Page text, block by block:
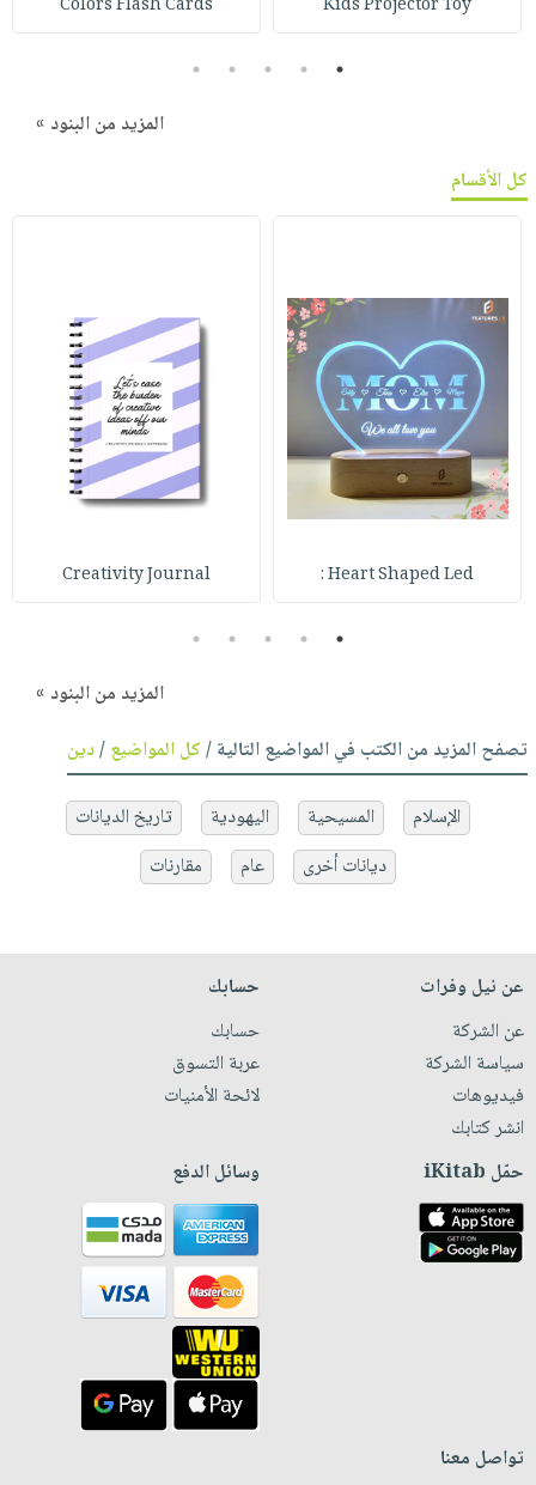
Kids Projector Toy
Colors Flash Cards
1
2
3
4
5
المزيد من البنود »
كل الأقسام
Heart Shaped Led :
Creativity Journal
1
2
3
4
5
المزيد من البنود »
تصفح المزيد من الكتب في المواضيع التالية /كل المواضيع/دين
الإسلام المسيحية اليهودية
تاريخ الديانات
ديانات أخرى
عام مقارنات
عن نيل وفرات
عن الشركة
سياسة الشركة
فيديوهات
انشر كتابك
حسابك
حسابك
عربة التسوق
لائحة الأمنيات
حمّل iKitab وسائل الدفع
تواصل معنا